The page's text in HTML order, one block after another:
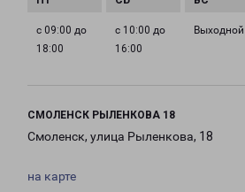
с 09:00 до
18:00
с 10:00 до
16:00
Выходной
СМОЛЕНСК РЫЛЕНКОВА 18
Смоленск, улица Рыленкова, 18
на карте